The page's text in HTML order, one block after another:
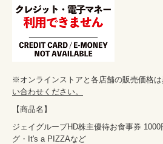
※オンラインストアと各店舗の販売価格は
い合わせください。
【商品名】
ジェイグループHD株主優待お食事券
グ・It's a PIZZAなど